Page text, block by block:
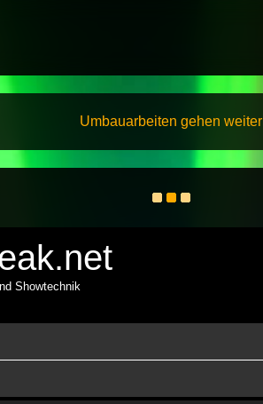
Umbauarbeiten gehen weiter
Showtechnik